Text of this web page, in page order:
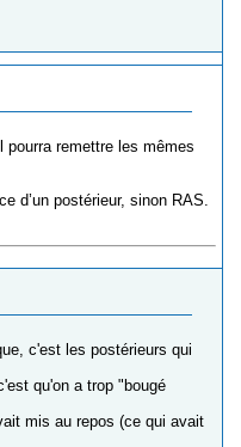
pourra remettre les mêmes
d’un postérieur, sinon RAS.
c'est les postérieurs qui
qu'on a trop "bougé
mis au repos (ce qui avait